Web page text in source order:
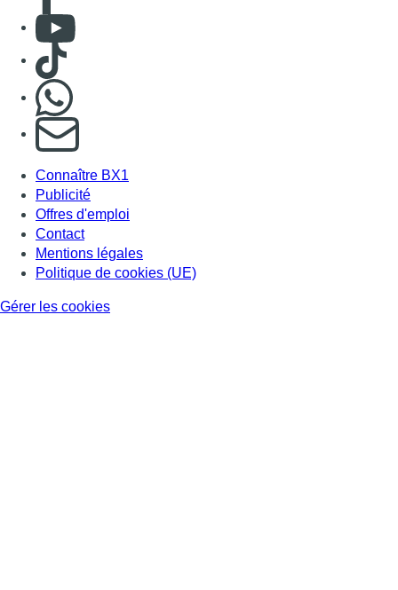
Consulter Youtube
Consulter TikTok
S'abonner à notre newsletter
Connaître BX1
Publicité
Offres d'emploi
Contact
Mentions légales
Politique de cookies (UE)
Gérer les cookies